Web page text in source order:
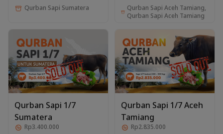
Qurban Sapi Sumatera
Qurban Sapi Aceh Tamiang,
Qurban Sapi Aceh Tamiang
Qurban Sapi 1/7
Sumatera
Rp3.400.000
Qurban Sapi 1/7 Aceh
Tamiang
Rp2.835.000